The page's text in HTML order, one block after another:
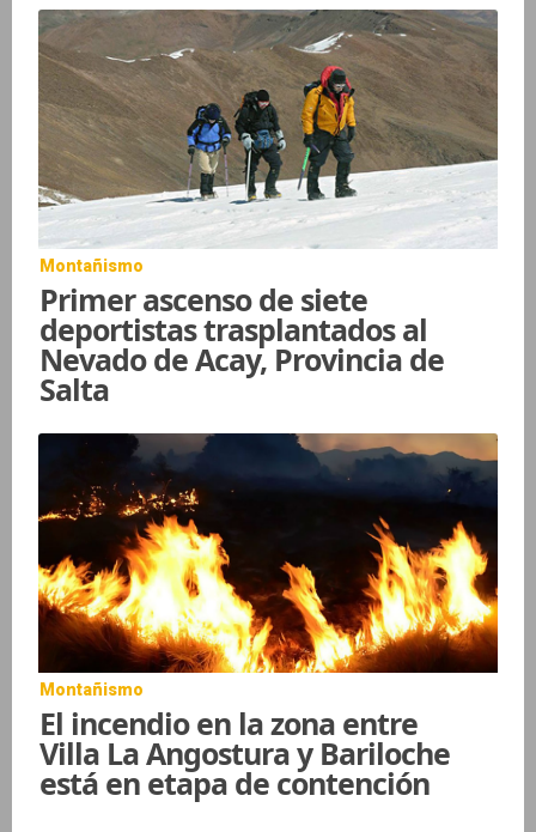
Montañismo
Primer ascenso de siete
deportistas trasplantados al
Nevado de Acay, Provincia de
Salta
Montañismo
El incendio en la zona entre
Villa La Angostura y Bariloche
está en etapa de contención